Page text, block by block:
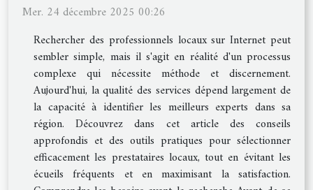
Mer. 24 décembre 2025 00:26
Rechercher des professionnels locaux sur Internet peut
sembler simple, mais il s'agit en réalité d'un processus
complexe qui nécessite méthode et discernement.
Aujourd'hui, la qualité des services dépend largement de
la capacité à identifier les meilleurs experts dans sa
région. Découvrez dans cet article des conseils
approfondis et des outils pratiques pour sélectionner
efficacement les prestataires locaux, tout en évitant les
écueils fréquents et en maximisant la satisfaction.